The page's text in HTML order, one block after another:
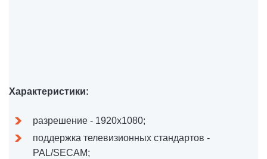
Характеристики:
разрешение - 1920х1080;
поддержка телевизионных стандартов -
PAL/SECAM;